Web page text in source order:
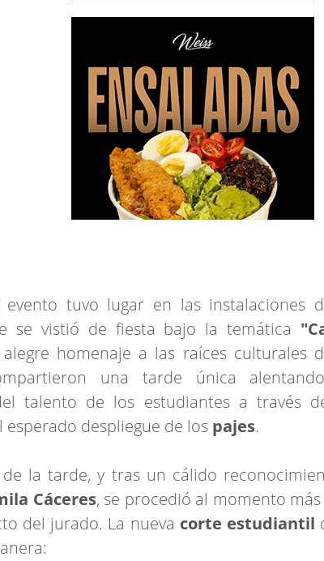
evento tuvo lugar en las instalaciones
se vistió de fiesta bajo la temática
homenaje a las raíces culturales
una tarde única
talento de los estudiantes a través
esperado despliegue de los pajes.
la tarde, y tras un cálido
Cáceres, se procedió al momento
del jurado. La nueva corte estudiantil